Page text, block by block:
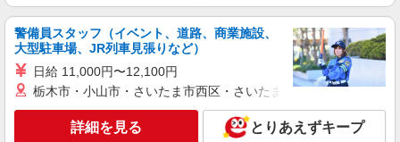
チャーム六郷 （東京都大田区西六郷4丁目34－
15）
キープ 詳細を見る
アルバイト パート
株式会社HITOWA フードサービスカンパニー
警備員スタッフ（イベント、道路、商業施設、
大型駐車場、JR列車見張りなど）
日給 11,000円〜12,100円
栃木市・小山市・さいたま市西区・さいたま市岩槻区・久喜市・
詳細を見る とりあえずキープ